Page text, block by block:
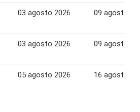
03 agosto 2026 09 agosto
03 agosto 2026 09 agosto
05 agosto 2026 16 agosto